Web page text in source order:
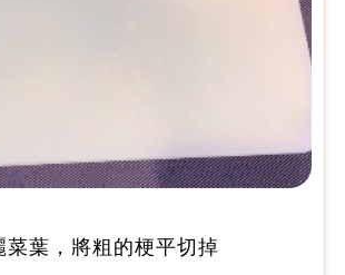
菜葉，將粗的梗平切掉